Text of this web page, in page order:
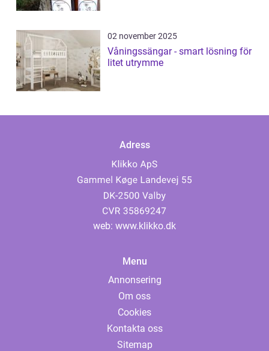
02 november 2025
Våningssängar - smart lösning för
litet utrymme
Adress
web: www.klikko.dk
Menu
Annonsering
Om oss
Cookies
Kontakta oss
Sitemap